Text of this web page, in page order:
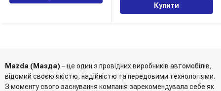
Купити
Mazda (Мазда) – це один з провідних виробників автомобілів,
відомий своєю якістю, надійністю та передовими технологіями.
З моменту свого заснування компанія зарекомендувала себе як